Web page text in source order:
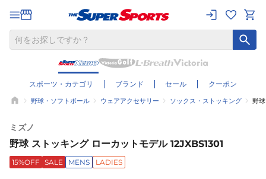
スポーツ・カテゴリ ブランド セール クーポン
野球・ソフトボール ウェアアクセサリー ソックス・ストッキング 野
ミズノ
野球 ストッキング ローカットモデル 12JXBS1301
15%OFF SALE MENS LADIES